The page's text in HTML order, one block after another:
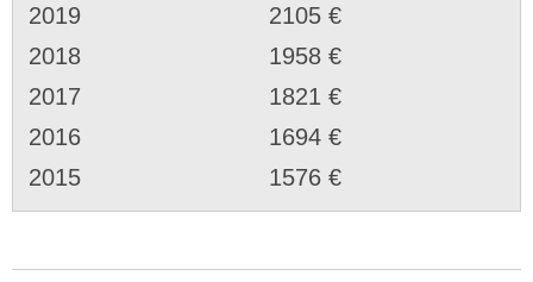
2019
2105 €
2018
1958 €
2017
1821 €
2016
1694 €
2015
1576 €